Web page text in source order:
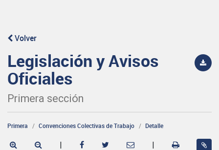
Volver
Legislación y Avisos
Oficiales
Primera sección
Primera Convenciones Colectivas de Trabajo Detalle
| |